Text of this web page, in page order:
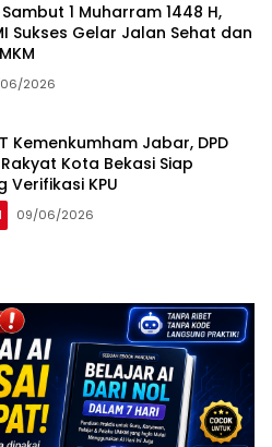
1 Muharram 1448 H,
Sukses Gelar Jalan Sehat dan
2026
Kemenkumham Jabar, DPD
Kota Bekasi Siap
Verifikasi KPU
09/06/2026